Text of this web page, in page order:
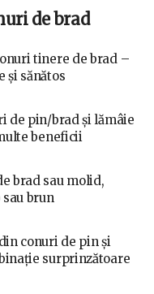
de brad
tinere de brad –
și sănătos
de pin/brad și lămâie
beneficii
brad sau molid,
sau brun
conuri de pin și
surprinzătoare